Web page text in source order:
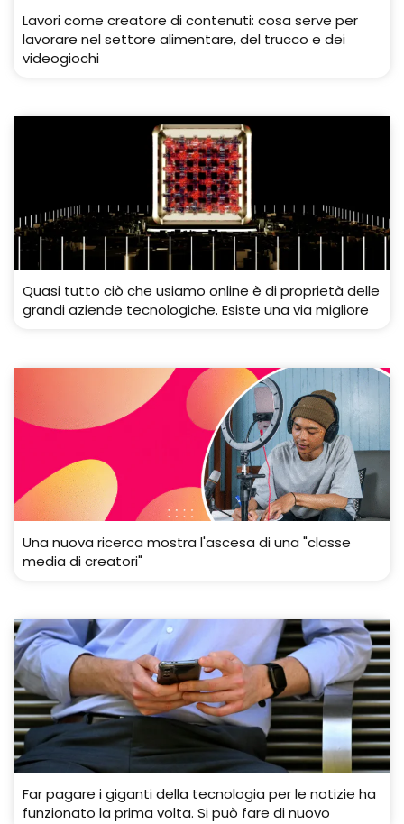
Lavori come creatore di contenuti: cosa serve per
lavorare nel settore alimentare, del trucco e dei
videogiochi
Quasi tutto ciò che usiamo online è di proprietà delle
grandi aziende tecnologiche. Esiste una via migliore
Una nuova ricerca mostra l'ascesa di una "classe
media di creatori"
Far pagare i giganti della tecnologia per le notizie ha
funzionato la prima volta. Si può fare di nuovo